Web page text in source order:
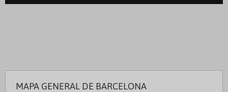
MAPA GENERAL DE BARCELONA